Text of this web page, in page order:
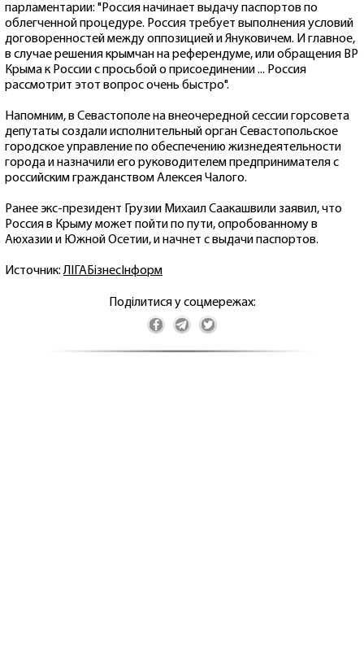
парламентарии: "Россия начинает выдачу паспортов по
облегченной процедуре. Россия требует выполнения условий
договоренностей между оппозицией и Януковичем. И главное,
в случае решения крымчан на референдуме, или обращения ВР
Крыма к России с просьбой о присоединении ... Россия
рассмотрит этот вопрос очень быстро".
Напомним, в Севастополе на внеочередной сессии горсовета
депутаты создали исполнительный орган Севастопольское
городское управление по обеспечению жизнедеятельности
города и назначили его руководителем предпринимателя с
российским гражданством Алексея Чалого.
Ранее экс-президент Грузии Михаил Саакашвили заявил, что
Россия в Крыму может пойти по пути, опробованному в
Аюхазии и Южной Осетии, и начнет с выдачи паспортов.
Источник:ЛIГАБiзнесIнформ
Поділитися у соцмережах: